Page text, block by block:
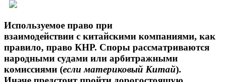
Используемое право при
взаимодействии с китайскими компаниями, как
правило, право КНР. Споры рассматриваются
народными судами или арбитражными
комиссиями (если материковый Китай).